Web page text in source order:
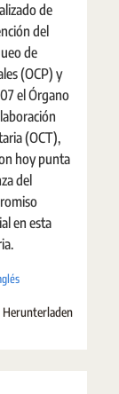
de
del
de
(OCP) y
el Órgano
(OCT),
hoy punta
del
en esta
Herunterladen